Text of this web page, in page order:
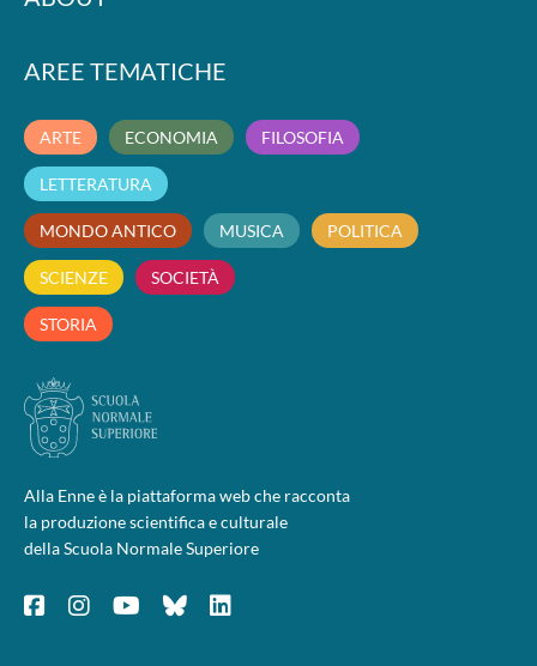
AREE TEMATICHE
ARTE ECONOMIA FILOSOFIA
LETTERATURA
MONDO ANTICO MUSICA POLITICA
SCIENZE SOCIETÀ
STORIA
Alla Enne è la piattaforma web che racconta
la produzione scientifica e culturale
della Scuola Normale Superiore